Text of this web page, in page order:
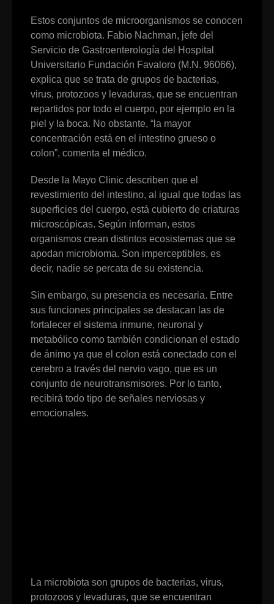
Estos conjuntos de microorganismos se conocen
como microbiota. Fabio Nachman, jefe del
Servicio de Gastroenterología del Hospital
Universitario Fundación Favaloro (M.N. 96066),
explica que se trata de grupos de bacterias,
virus, protozoos y levaduras, que se encuentran
repartidos por todo el cuerpo, por ejemplo en la
piel y la boca. No obstante, “la mayor
concentración está en el intestino grueso o
colon”, comenta el médico.
Desde la Mayo Clinic describen que el
revestimiento del intestino, al igual que todas las
superficies del cuerpo, está cubierto de criaturas
microscópicas. Según informan, estos
organismos crean distintos ecosistemas que se
apodan microbioma. Son imperceptibles, es
decir, nadie se percata de su existencia.
Sin embargo, su presencia es necesaria. Entre
sus funciones principales se destacan las de
fortalecer el sistema inmune, neuronal y
metabólico como también condicionan el estado
de ánimo ya que el colon está conectado con el
cerebro a través del nervio vago, que es un
conjunto de neurotransmisores. Por lo tanto,
recibirá todo tipo de señales nerviosas y
emocionales.
La microbiota son grupos de bacterias, virus,
protozoos y levaduras, que se encuentran